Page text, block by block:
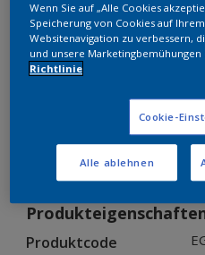
RAL 3002
EG602G
Muster
Bestellen Sie
Produktcode
Wenn Sie auf „Alle Cookies
Speicherung von Cookies auf
Websitenavigation zu verbessern,
und unsere
Richtlinie
Cookie-
Alle ablehnen